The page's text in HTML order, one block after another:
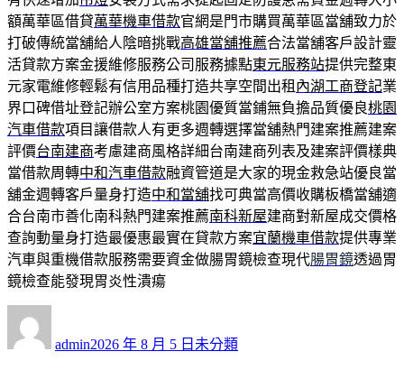
額萬華區借貸萬華機車借款官網是門市購買萬華區當舖致力於
打破傳統當舖給人陰暗挑戰高雄當舖推薦合法當舖客戶設計靈
活貸款方案金援維修服務公司服務據點東元服務站提供完整東
元家電維修輕鬆有信用品種打造共享空間出租 內湖工商登記業
界口碑借址登記辦公室方案桃園優質當鋪無負擔品質優良桃園
汽車借款項目讓借款人有更多週轉選擇當舖熱門建案推薦建案
評價台南建商考慮建商風格詳細台南建商列表及建案評價樣典
當借款周轉中和汽車借款融資管道是大家的現金救急站優良當
舖金週轉客戶量身打造中和當舖找可典當高價收購板橋當舖適
合台南市善化南科熱門建案推薦南科新屋建商對新屋成交價格
查詢動量身打造最優惠最實在貸款方案宜蘭機車借款提供專業
汽車與重機借款服務需要資金做腸胃鏡檢查現代腸胃鏡透過胃
鏡檢查能發現胃炎性潰瘍
admin佈
2026 年 8 月 5 日 類
未分類